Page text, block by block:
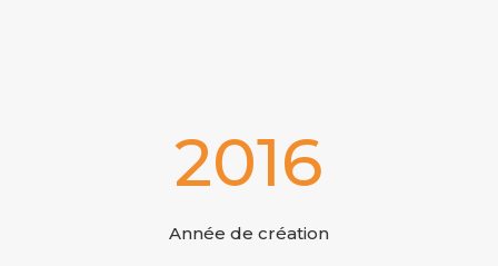
2016
Année de création